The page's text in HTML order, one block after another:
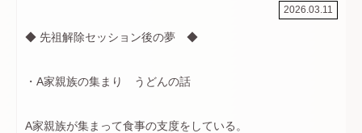
2026.03.11
◆ 先祖解除セッション後の夢 ◆
・A家親族の集まり うどんの話
A家親族が集まって食事の支度をしている。